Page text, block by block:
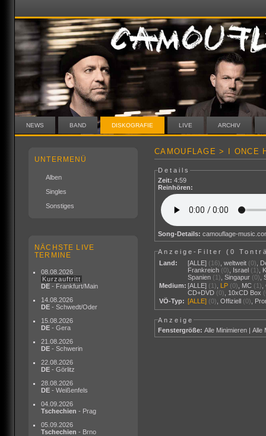
NEWS BAND DISKOGRAFIE LIVE ARCHIV
UNTERMENÜ
Alben
Singles
Sonstiges
NÄCHSTE LIVE
TERMINE
08.08.2026
Kurzauftritt
DE - Frankfurt/Main
14.08.2026
DE - Schwedt/Oder
15.08.2026
DE - Gera
21.08.2026
DE - Schwerin
22.08.2026
DE - Görlitz
28.08.2026
DE - Weißenfels
04.09.2026
Tschechien - Prag
05.09.2026
Tschechien - Brno
CAMOUFLAGE > I ONCE
Details
Zeit: 4:59
Reinhören:
Song-Details: camouflage-
Anzeige-Filter (0
Land:
[ALLE] (16) ,weltweit (0)
Frankreich (0) Israel (1)
Spanien (1) ,Singapur (0) ,
Medium: [ALLE] (1) LP (0) MC (1) ,
CD+DVD (0) 10xCD Box
VÖ-Typ: [ALLE] (0) ,Offiziell (0)
Anzeige
Fenstergröße: Alle Minimieren |Alle